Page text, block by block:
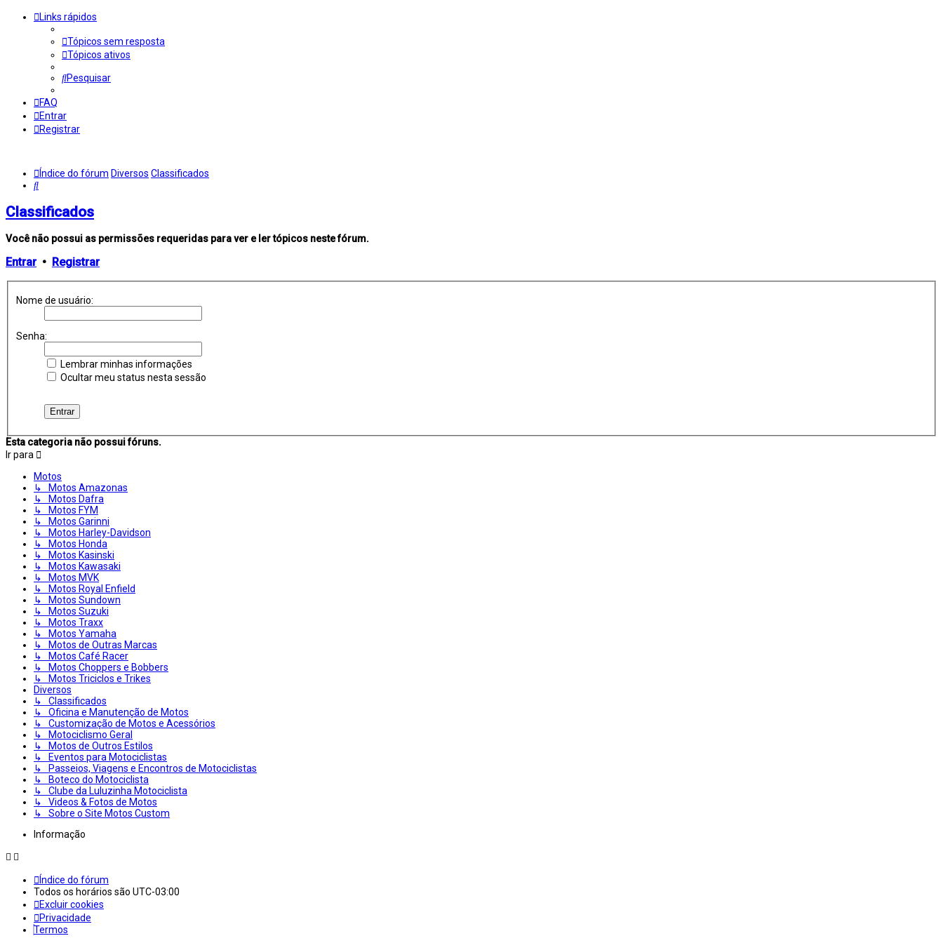
Links rápidos
Tópicos sem resposta
Tópicos ativos
Pesquisar
FAQ
Entrar
Registrar
Índice do fórum Diversos Classificados
Pesquisar
Classificados
Você não possui as permissões requeridas para ver e ler tópicos neste fórum.
Entrar• Registrar
Nome de usuário:
Senha:
Lembrar minhas informações
Ocultar meu status nesta sessão
Esta categoria não possui fóruns.
Ir para
Motos
↳ Motos Amazonas
↳ Motos Dafra
↳ Motos FYM
↳ Motos Garinni
↳ Motos Harley-Davidson
↳ Motos Honda
↳ Motos Kasinski
↳ Motos Kawasaki
↳ Motos MVK
↳ Motos Royal Enfield
↳ Motos Sundown
↳ Motos Suzuki
↳ Motos Traxx
↳ Motos Yamaha
↳ Motos de Outras Marcas
↳ Motos Café Racer
↳ Motos Choppers e Bobbers
↳ Motos Triciclos e Trikes
Diversos
↳ Classificados
↳ Oficina e Manutenção de Motos
↳ Customização de Motos e Acessórios
↳ Motociclismo Geral
↳ Motos de Outros Estilos
↳ Eventos para Motociclistas
↳ Passeios, Viagens e Encontros de Motociclistas
↳ Boteco do Motociclista
↳ Clube da Luluzinha Motociclista
↳ Videos & Fotos de Motos
↳ Sobre o Site Motos Custom
Informação
Índice do fórum
Todos os horários são UTC-03:00
Excluir cookies
Privacidade
Termos